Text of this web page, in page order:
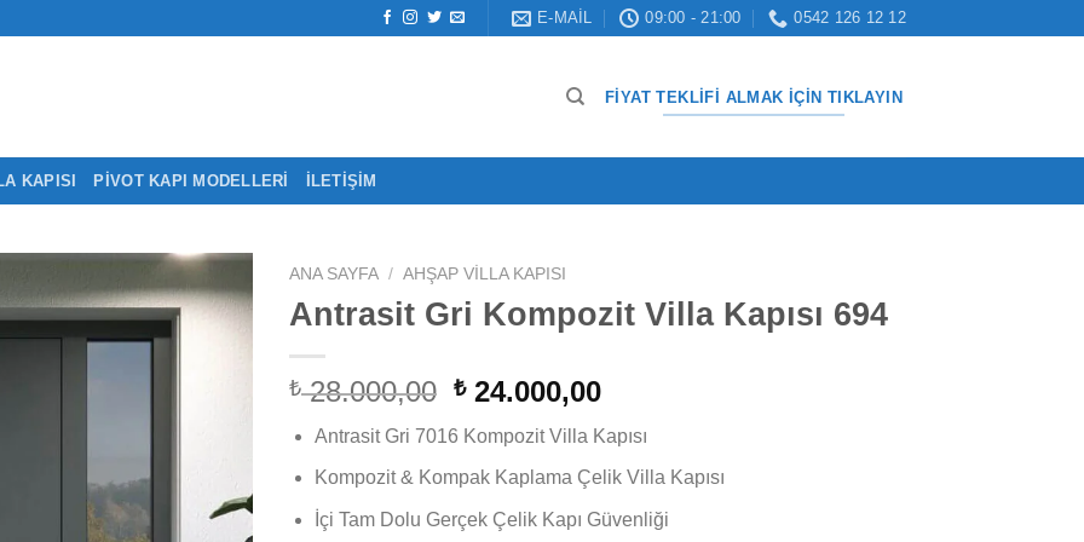
E-MAIL 09:00 - 21:00 0542 126 12 12
FIYAT TEKLIFI ALMAK İÇIN TIKLAYIN
KAPISI PIVOT KAPI MODELLERI İLETIŞIM
ANA SAYFA / AHŞAP VILLA KAPISI
Antrasit Gri Kompozit Villa Kapısı 694
₺28.000,00 Orijinal
₺ 28.000,00.
₺24.000,00Şu
fiyat:
₺ 24.000,00.
Antrasit Gri 7016 Kompozit Villa Kapısı
Kompozit & Kompak Kaplama Çelik Villa Kapısı
İçi Tam Dolu Gerçek Çelik Kapı Güvenliği